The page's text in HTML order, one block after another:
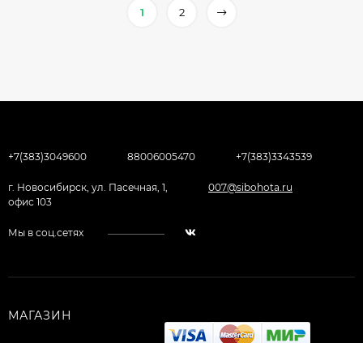
1 2
+7(383)3049600 88006005470 +7(383)3343539
г. Новосибирск, ул. Пасечная, 1,
офис 103
007@sibohota.ru
Мы в соц.сетях
МАГАЗИН